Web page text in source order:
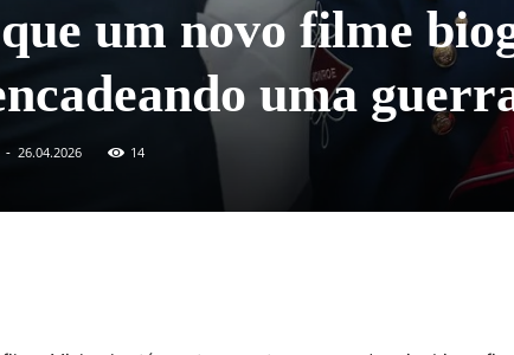
um novo filme
uma
- 26.04.2026 14